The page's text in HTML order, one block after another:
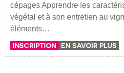
cépages Apprendre les
végétal et à son entretien au
éléments…
INSCRIPTION EN SAVOIR PLUS